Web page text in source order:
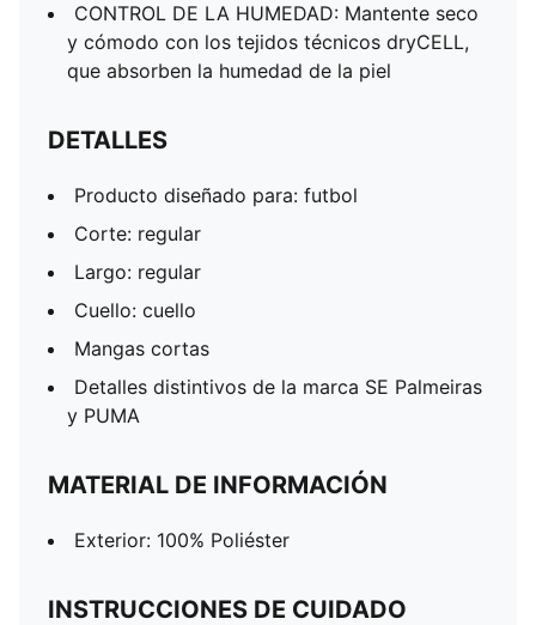
CONTROL DE LA HUMEDAD: Mantente seco
y cómodo con los tejidos técnicos dryCELL,
que absorben la humedad de la piel
DETALLES
Producto diseñado para: futbol
Corte: regular
Largo: regular
Cuello: cuello
Mangas cortas
Detalles distintivos de la marca SE Palmeiras
y PUMA
MATERIAL DE INFORMACIÓN
Exterior: 100% Poliéster
INSTRUCCIONES DE CUIDADO